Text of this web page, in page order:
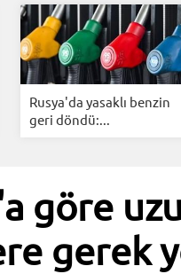
Fiyatları
İnstagram
Rusya'da yasaklı benzin
geri döndü:...
göre
gerek